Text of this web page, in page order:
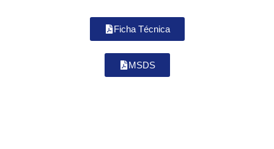
Ficha Técnica
MSDS